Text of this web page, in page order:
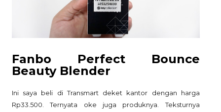
Fanbo Perfect Bounce
Beauty Blender
Ini saya beli di Transmart deket kantor dengan harga
Rp33.500. Ternyata oke juga produknya. Teksturnya